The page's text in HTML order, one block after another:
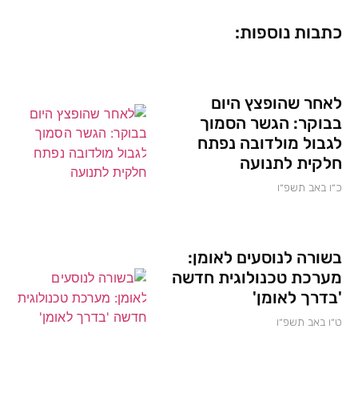
כתבות נוספות:
לאחר שהופצץ היום
בבוקר: הגשר הסמוך
לגבול מולדובה נפתח
חלקית לתנועה
כ״ו באב תשפ״ו
בשורה לנוסעים לאומן:
מערכת טכנולוגית חדשה
'בדרך לאומן'
ט״ו באב תשפ״ו